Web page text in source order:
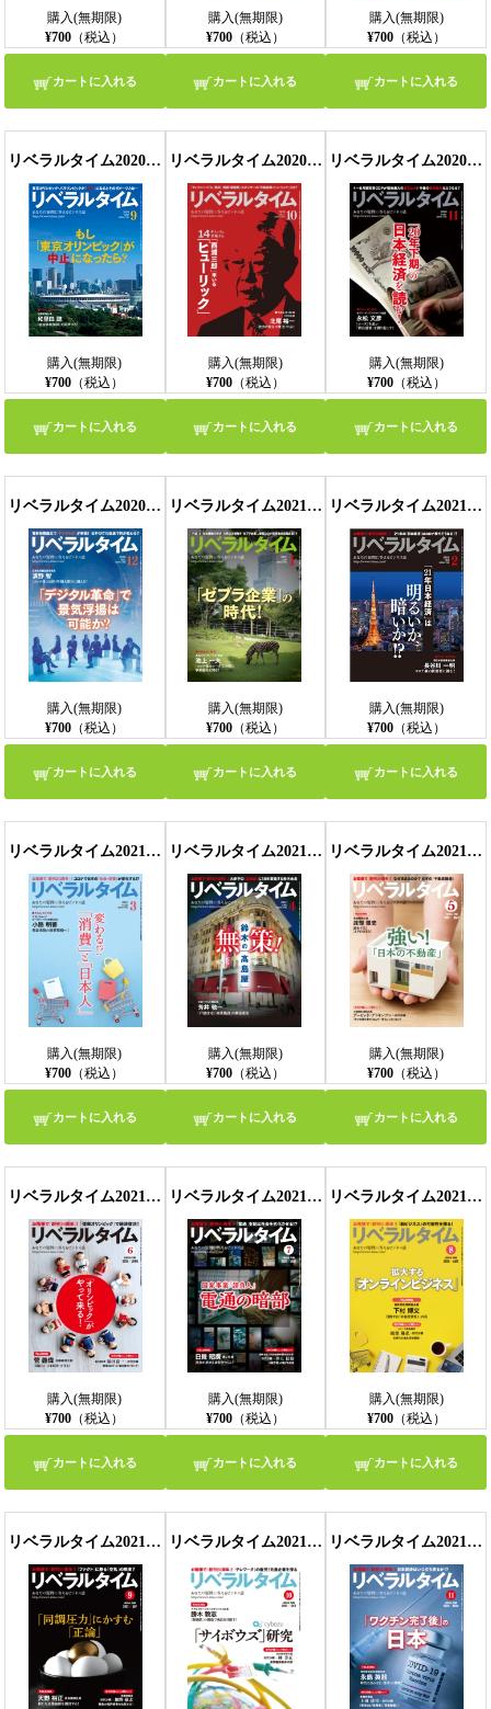
購入(無期限)
¥700 （税込）
カートに入れる
購入(無期限)
¥700（税込）
カートに入れる
購入(無期限)
¥700（税込）
カートに入れる
リベラルタイム2020年9月号
購入(無期限)
¥700 （税込）
カートに入れる
リベラルタイム2020年10月号
購入(無期限)
¥700（税込）
カートに入れる
リベラルタイム2020年11月号
購入(無期限)
¥700（税込）
カートに入れる
リベラルタイム2020年12月号
購入(無期限)
¥700 （税込）
カートに入れる
リベラルタイム2021年1月号
購入(無期限)
¥700（税込）
カートに入れる
リベラルタイム2021年2月号
購入(無期限)
¥700（税込）
カートに入れる
リベラルタイム2021年3月号
購入(無期限)
¥700 （税込）
カートに入れる
リベラルタイム2021年4月号
購入(無期限)
¥700（税込）
カートに入れる
リベラルタイム2021年5月号
購入(無期限)
¥700（税込）
カートに入れる
リベラルタイム2021年6月号
購入(無期限)
¥700 （税込）
カートに入れる
リベラルタイム2021年7月号
購入(無期限)
¥700（税込）
カートに入れる
リベラルタイム2021年8月号
購入(無期限)
¥700（税込）
カートに入れる
リベラルタイム2021年9月号 リベラルタイム2021年10月号 リベラルタイム2021年11月号